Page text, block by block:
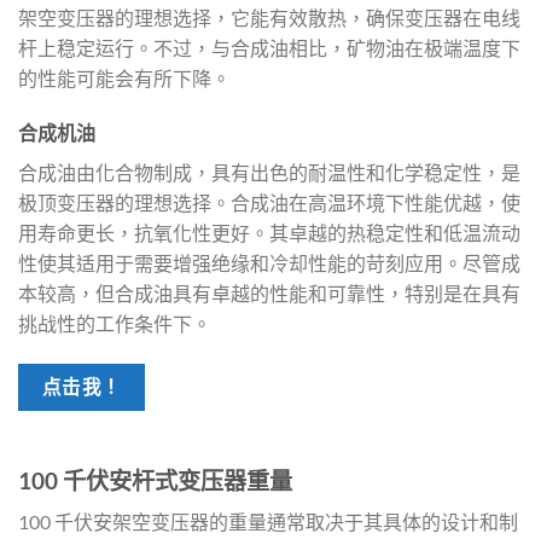
架空变压器的理想选择，它能有效散热，确保变压器在电线
杆上稳定运行。不过，与合成油相比，矿物油在极端温度下
的性能可能会有所下降。
合成机油
合成油由化合物制成，具有出色的耐温性和化学稳定性，是
极顶变压器的理想选择。合成油在高温环境下性能优越，使
用寿命更长，抗氧化性更好。其卓越的热稳定性和低温流动
性使其适用于需要增强绝缘和冷却性能的苛刻应用。尽管成
本较高，但合成油具有卓越的性能和可靠性，特别是在具有
挑战性的工作条件下。
点击我！
100 千伏安杆式变压器重量
100 千伏安架空变压器的重量通常取决于其具体的设计和制